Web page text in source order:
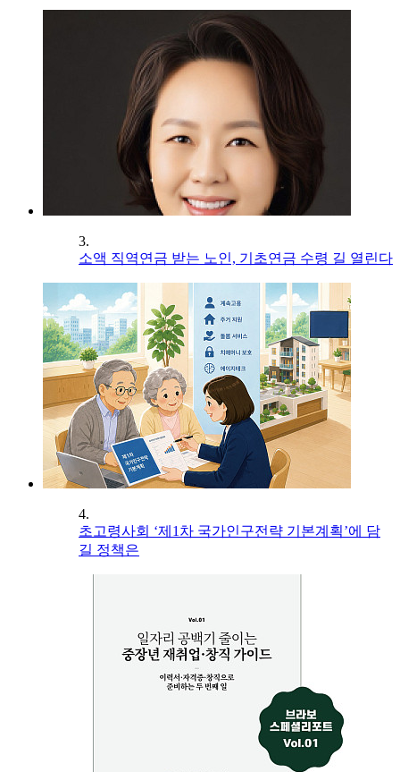
3.
소액 직역연금 받는 노인, 기초연금 수령 길 열린다
4.
초고령사회 ‘제1차 국가인구전략 기본계획’에 담
길 정책은